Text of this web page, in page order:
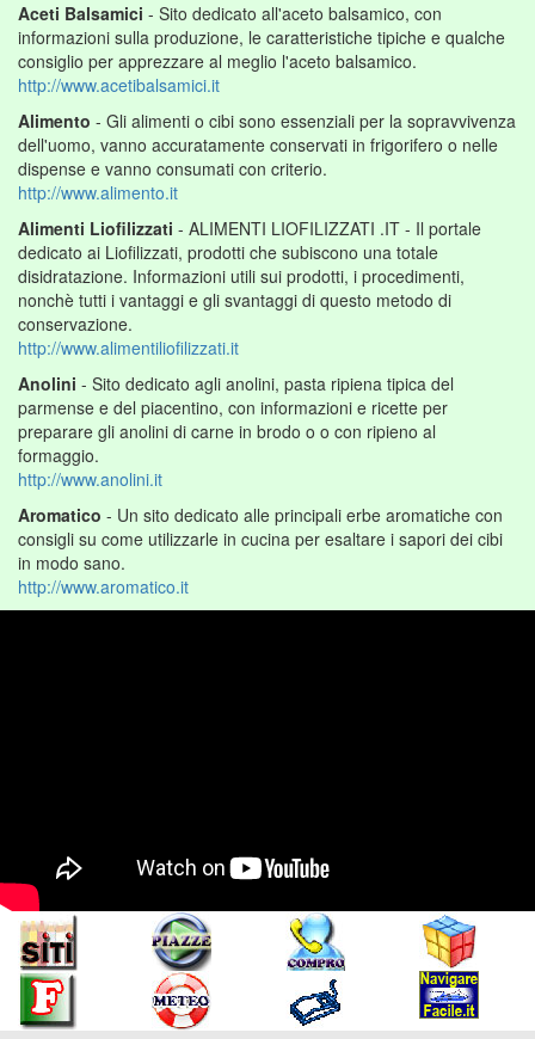
Aceti Balsamici - Sito dedicato all'aceto balsamico, con
informazioni sulla produzione, le caratteristiche tipiche e qualche
consiglio per apprezzare al meglio l'aceto balsamico.
http://www.acetibalsamici.it
Alimento - Gli alimenti o cibi sono essenziali per la sopravvivenza
dell'uomo, vanno accuratamente conservati in frigorifero o nelle
dispense e vanno consumati con criterio.
http://www.alimento.it
Alimenti Liofilizzati - ALIMENTI LIOFILIZZATI .IT - Il portale
dedicato ai Liofilizzati, prodotti che subiscono una totale
disidratazione. Informazioni utili sui prodotti, i procedimenti,
nonchè tutti i vantaggi e gli svantaggi di questo metodo di
conservazione.
http://www.alimentiliofilizzati.it
Anolini - Sito dedicato agli anolini, pasta ripiena tipica del
parmense e del piacentino, con informazioni e ricette per
preparare gli anolini di carne in brodo o o con ripieno al
formaggio.
http://www.anolini.it
Aromatico - Un sito dedicato alle principali erbe aromatiche con
consigli su come utilizzarle in cucina per esaltare i sapori dei cibi
in modo sano.
http://www.aromatico.it